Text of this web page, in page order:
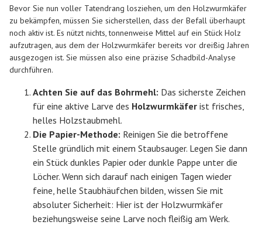
Bevor Sie nun voller Tatendrang losziehen, um den Holzwurmkäfer
zu bekämpfen, müssen Sie sicherstellen, dass der Befall überhaupt
noch aktiv ist. Es nützt nichts, tonnenweise Mittel auf ein Stück Holz
aufzutragen, aus dem der Holzwurmkäfer bereits vor dreißig Jahren
ausgezogen ist. Sie müssen also eine präzise Schadbild-Analyse
durchführen.
Achten Sie auf das Bohrmehl: Das sicherste Zeichen
für eine aktive Larve des Holzwurmkäfer ist frisches,
helles Holzstaubmehl.
Die Papier-Methode: Reinigen Sie die betroffene
Stelle gründlich mit einem Staubsauger. Legen Sie dann
ein Stück dunkles Papier oder dunkle Pappe unter die
Löcher. Wenn sich darauf nach einigen Tagen wieder
feine, helle Staubhäufchen bilden, wissen Sie mit
absoluter Sicherheit: Hier ist der Holzwurmkäfer
beziehungsweise seine Larve noch fleißig am Werk.